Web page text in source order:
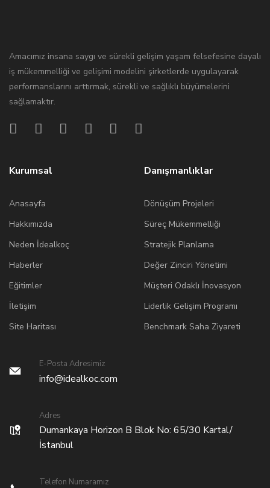
Amacımız insana saygı ve sürekli gelişim yaşam felsefesine dayalı
iş mükemmelliği ve gelişimi modelini şirketlerde uygulayarak
performanslarını arttırmak, sürekli ve sağlıklı büyümelerini
sağlamaktır.
Kurumsal
Anasayfa
Hakkımızda
Neden İdealkoç
Haberler
Eğitimler
İletişim
Site Haritası
Danışmanlıklar
Dönüşüm Projeleri
Süreç Mükemmelliği
Stratejik Planlama
Değer Zinciri Yönetimi
Müşteri Odaklı İnovasyon
Liderlik Gelişim Programı
Benchmark Saha Ziyareti
E-Posta Adresimiz
info@idealkoc.com
Adres
Dumankaya Horizon B Blok No: 65/30 Kartal/
İstanbul
Telefon Numaramız